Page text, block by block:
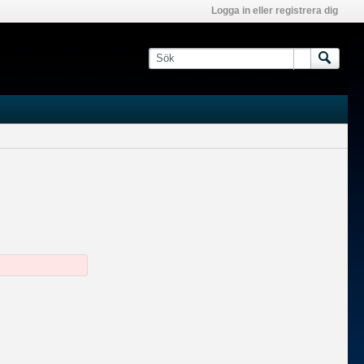
Logga in eller registrera dig